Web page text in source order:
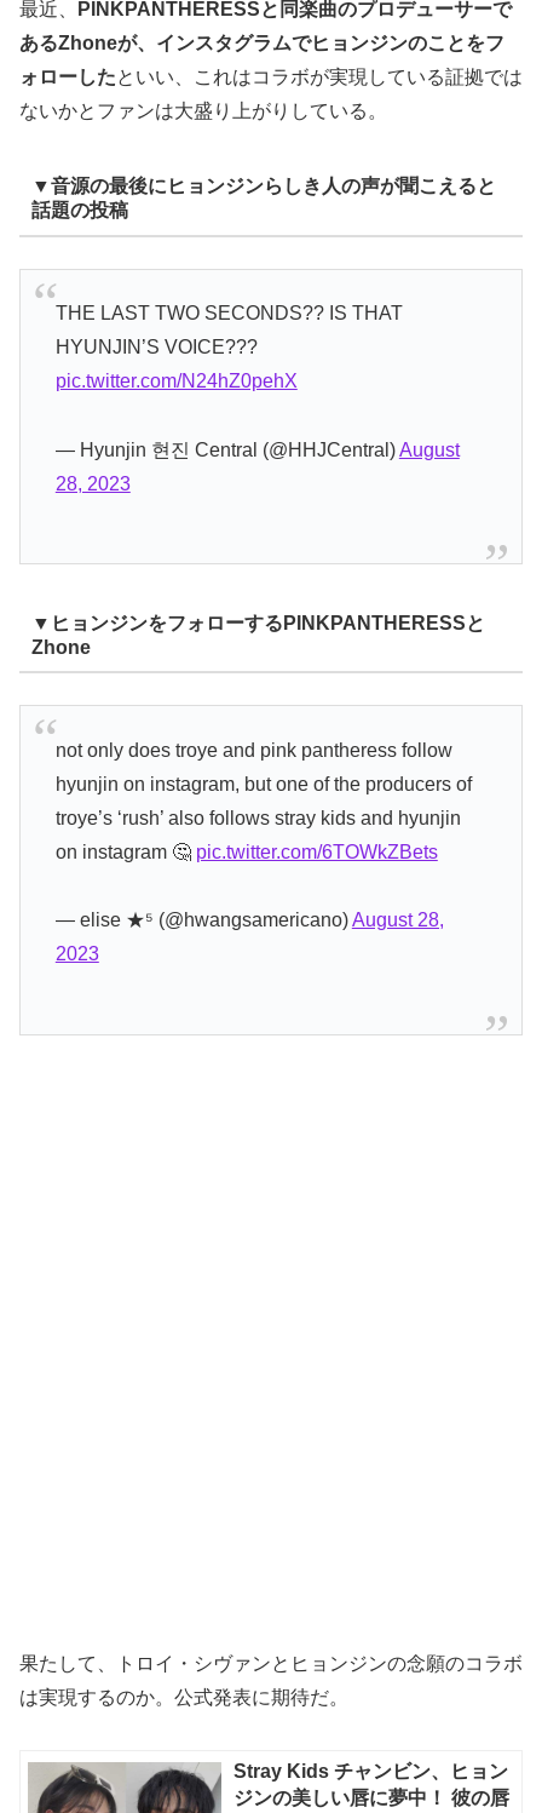
最近、
PINKPANTHERESSと同楽曲のプロデューサーで
あるZhoneが、インスタグラムでヒョンジンのことをフ
ォローしたといい、これはコラボが実現している証拠では
ないかとファンは大盛り上がりしている。
▼音源の最後にヒョンジンらしき人の声が聞こえると
話題の投稿
THE LAST TWO SECONDS?? IS THAT
HYUNJIN’S VOICE???
pic.twitter.com/N24hZ0pehX
— Hyunjin 현진 Central (@HHJCentral)August
28, 2023
▼ヒョンジンをフォローするPINKPANTHERESSと
Zhone
not only does troye and pink pantheress follow
hyunjin on instagram, but one of the producers of
troye’s ‘rush’ also follows stray kids and hyunjin
on instagram 🤔 pic.twitter.com/6TOWkZBets
— elise ★⁵ (@hwangsamericano)August 28,
2023
果たして、トロイ・シヴァンとヒョンジンの念願のコラボ
は実現するのか。公式発表に期待だ。
Stray Kids チャンビン、ヒョン
ジンの美しい唇に夢中！ 彼の唇